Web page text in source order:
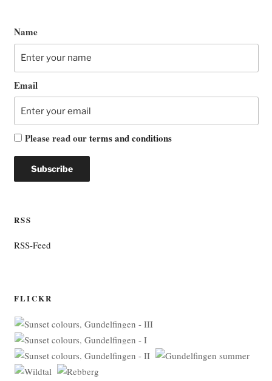
Name
Email
Please read ourterms and conditions
RSS
RSS-Feed
FLICKR